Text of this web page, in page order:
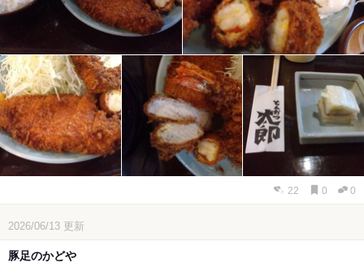
22 0 0
2026/06/13 更新
豚足のかどや